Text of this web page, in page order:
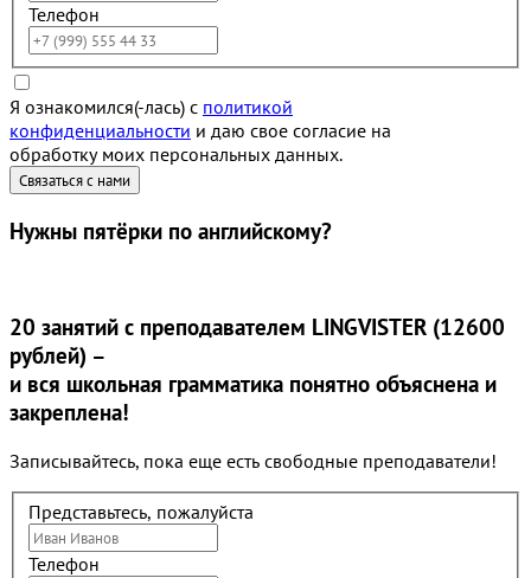
Телефон
Я ознакомился(-лась) с политикой
конфиденциальности и даю свое согласие на
обработку моих персональных данных.
Нужны пятёрки по английскому?
20 занятий с преподавателем LINGVISTER (12600
рублей) –
и вся школьная грамматика понятно объяснена и
закреплена!
Записывайтесь, пока еще есть свободные преподаватели!
Представьтесь, пожалуйста
Телефон